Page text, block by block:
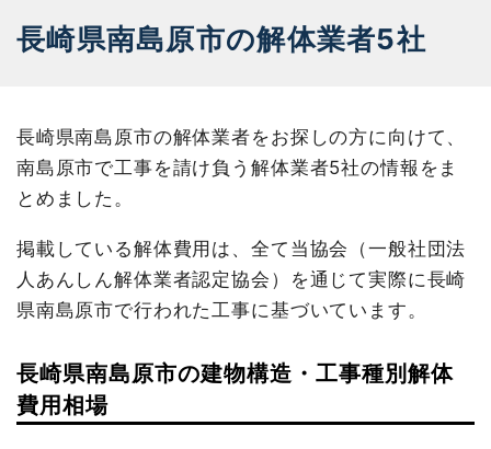
長崎県南島原市の解体業者5社
長崎県南島原市の解体業者をお探しの方に向けて、
南島原市で工事を請け負う解体業者5社の情報をま
とめました。
掲載している解体費用は、全て当協会（一般社団法
人あんしん解体業者認定協会）を通じて実際に長崎
県南島原市で行われた工事に基づいています。
長崎県南島原市の建物構造・工事種別解体
費用相場